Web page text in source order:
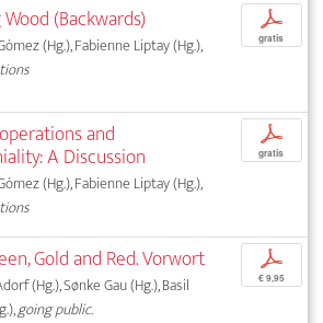
(Backwards)
(Hg.), Fabienne Liptay (Hg.),
p
gratis
and
A Discussion
(Hg.), Fabienne Liptay (Hg.),
p
gratis
Gold and Red. Vorwort
(Hg.), Sønke Gau (Hg.), Basil
going public.
p
€ 9,95